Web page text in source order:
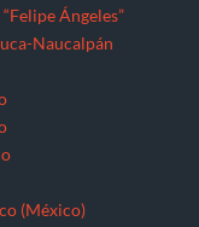
Tuxpan – Tula
y Puebla)
Noroeste
Migrantes